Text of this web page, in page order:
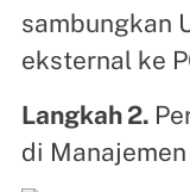
sambungkan
eksternal ke
Langkah 2.
di